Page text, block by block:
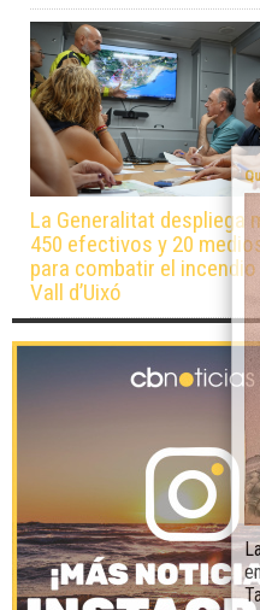
La Generalitat despliega
450 efectivos y 20
para combatir el incendio
Vall d’Uixó